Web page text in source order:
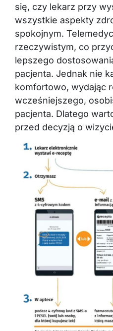
się, czy lekarz przy
wszystkie aspekty
spokojnym.
rzeczywistym, co
lepszego
pacjenta. Jednak nie
komfortowo, wydając
wcześniejszego,
pacjenta. Dlatego
przed decyzją o